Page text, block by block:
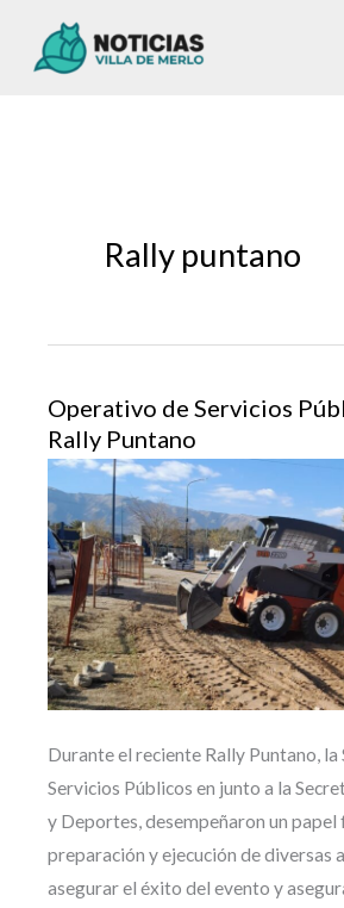
Rally puntano
Operativo de Servicios
Rally Puntano
Durante el reciente Rally Puntano, la
Servicios Públicos en junto a la
y Deportes, desempeñaron un papel
preparación y ejecución de diversas
asegurar el éxito del evento y